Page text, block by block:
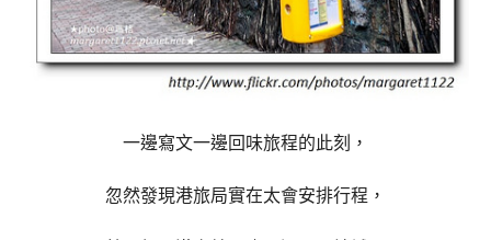
一邊寫文一邊回味旅程的此刻，
忽然發現港旅局實在太會安排行程，